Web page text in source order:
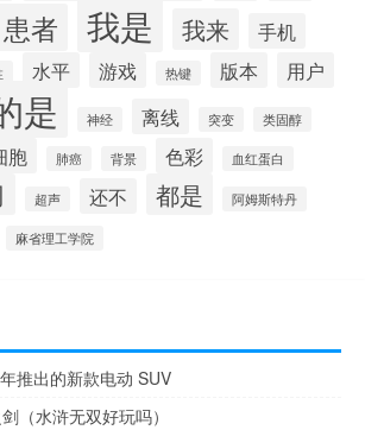
患者 我是 我来 手机
水平 游戏 热键 版本 用户
是 神经 离线 突变 类固醇
胞 肺癌 背景 色彩 血红蛋白
超声 还不 都是 阿姆斯特丹
麻省理工学院
推出的新款电动 SUV
（水浒无双好玩吗）